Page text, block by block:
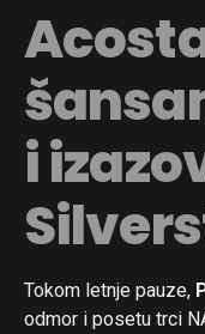
i
Tokom letnje pauze,
odmor i posetu trci